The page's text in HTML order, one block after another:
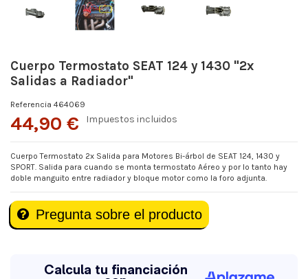
Cuerpo Termostato SEAT 124 y 1430 "2x
Salidas a Radiador"
Referencia 464069
44,90 € Impuestos incluidos
Cuerpo Termostato 2x Salida para Motores Bi-árbol de SEAT 124, 1430 y
SPORT. Salida para cuando se monta termostato Aéreo y por lo tanto hay
doble manguito entre radiador y bloque motor como la foro adjunta.
Pregunta sobre el producto